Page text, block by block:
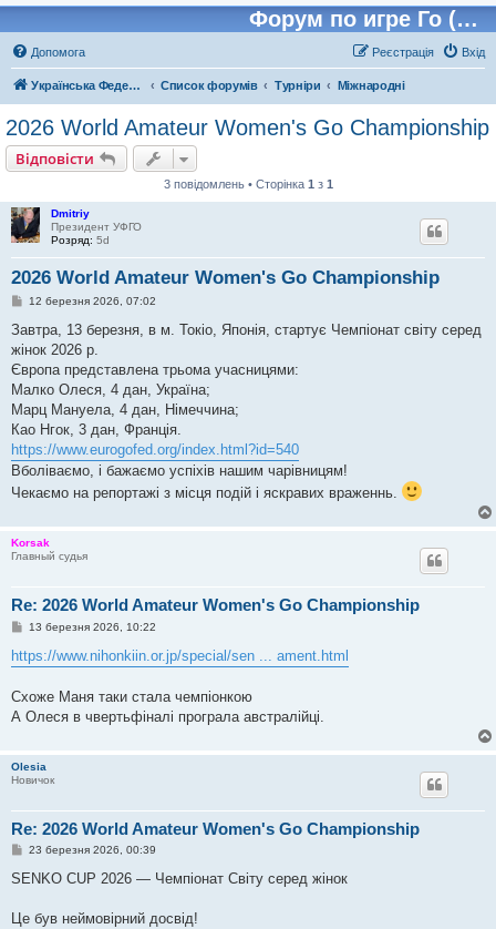
Форум по игре Го (Бадук, Вейчи)
Допомога Вхід
Реєстрація
Українська Федерація Го (УФГО) Список форумів Турніри Міжнародні
2026 World Amateur Women's Go Championship
Відповісти
3 повідомлень • Сторінка 1 з 1
Dmitriy
Президент УФГО
Розряд: 5d
2026 World Amateur Women's Go Championship
П
в
д
о
м
л
е
н
я
12 березня 2026, 07:02
Завтра, 13 березня, в м. Токіо, Японія, стартує Чемпіонат світу серед
жінок 2026 р.
Європа представлена трьома учасницями:
Малко Олеся, 4 дан, Україна;
Марц Мануела, 4 дан, Німеччина;
Као Нгок, 3 дан, Франція.
https://www.eurogofed.org/index.html?id=540
Вболіваємо, і бажаємо успіхів нашим чарівницям!
Чекаємо на репортажі з місця подій і яскравих враженнь.
Korsak
Главный судья
Re: 2026 World Amateur Women's Go Championship
П
в
і
о
м
л
н
я
13 березня 2026, 10:22
https://www.nihonkiin.or.jp/special/sen ... ament.html
Схоже Маня таки стала чемпіонкою
А Олеся в чвертьфіналі програла австралійці.
Olesia
Новичок
Re: 2026 World Amateur Women's Go Championship
П
в
о
23 березня 2026, 00:39
SENKO CUP 2026 — Чемпіонат Світу серед жінок
Це був неймовірний досвід!